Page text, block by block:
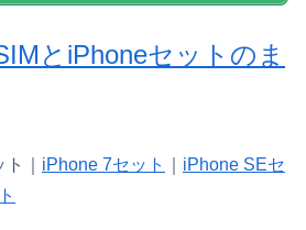
とiPhoneセットのま
｜ iPhone 7セット
iPhone SEセ